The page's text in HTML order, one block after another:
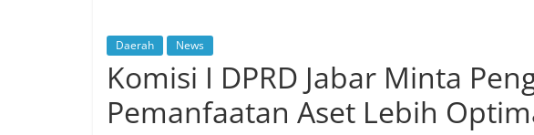
Daerah News
Komisi I DPRD Jabar Minta
Pemanfaatan Aset Lebih